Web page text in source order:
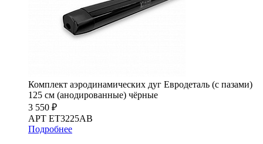
Комплект аэродинамических дуг Евродеталь (с пазами)
125 см (анодированные) чёрные
3 550 ₽
АРТ ET3225AB
Подробнее